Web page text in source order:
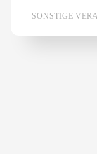
SONSTIGE